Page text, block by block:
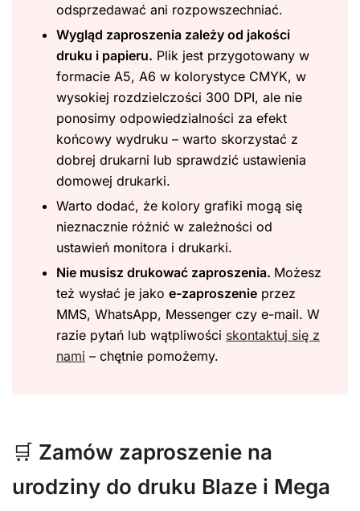
odsprzedawać ani rozpowszechniać.
Wygląd zaproszenia zależy od jakości
druku i papieru. Plik jest przygotowany w
formacie A5, A6 w kolorystyce CMYK, w
wysokiej rozdzielczości 300 DPI, ale nie
ponosimy odpowiedzialności za efekt
końcowy wydruku – warto skorzystać z
dobrej drukarni lub sprawdzić ustawienia
domowej drukarki.
Warto dodać, że kolory grafiki mogą się
nieznacznie różnić w zależności od
ustawień monitora i drukarki.
Nie musisz drukować zaproszenia. Możesz
też wysłać je jako e-zaproszenie przez
MMS, WhatsApp, Messenger czy e-mail. W
razie pytań lub wątpliwości skontaktuj się z
nami – chętnie pomożemy.
🛒 Zamów zaproszenie na
urodziny do druku Blaze i Mega